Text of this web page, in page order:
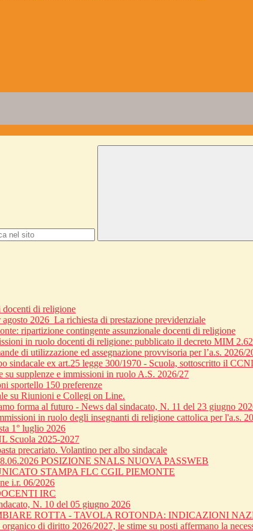
docenti di religione
2026_La richiesta di prestazione previdenziale
ripartizione contingente assunzionale docenti di religione
in ruolo docenti di religione: pubblicato il decreto MIM
di utilizzazione ed assegnazione provvisoria per l’a.s. 2026/
sindacale ex art.25 legge 300/1970 - Scuola, sottoscritto il
su supplenze e immissioni in ruolo A.S. 2026/27
sportello 150 preferenze
su Riunioni e Collegi on Line.
forma al futuro - News dal sindacato, N. 11 del 23 giugno
in ruolo degli insegnanti di religione cattolica per l'a.s.
1° luglio 2026
Scuola 2025-2027
precariato. Volantino per albo sindacale
POSIZIONE SNALS NUOVA PASSWEB
STAMPA FLC CGIL PIEMONTE
i.r. 06/2026
IRC
N. 10 del 05 giugno 2026
ROTTA - TAVOLA ROTONDA: INDICAZIONI
di diritto 2026/2027, le stime su posti affermano la